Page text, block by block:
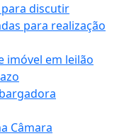
discutir
para realização
imóvel em leilão
Câmara